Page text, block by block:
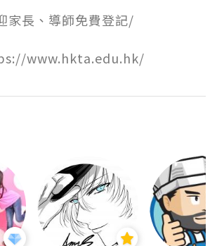
家長、導師免費登記/
www.hkta.edu.hk/